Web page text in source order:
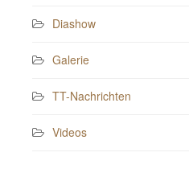
Diashow
Galerie
TT-Nachrichten
Videos